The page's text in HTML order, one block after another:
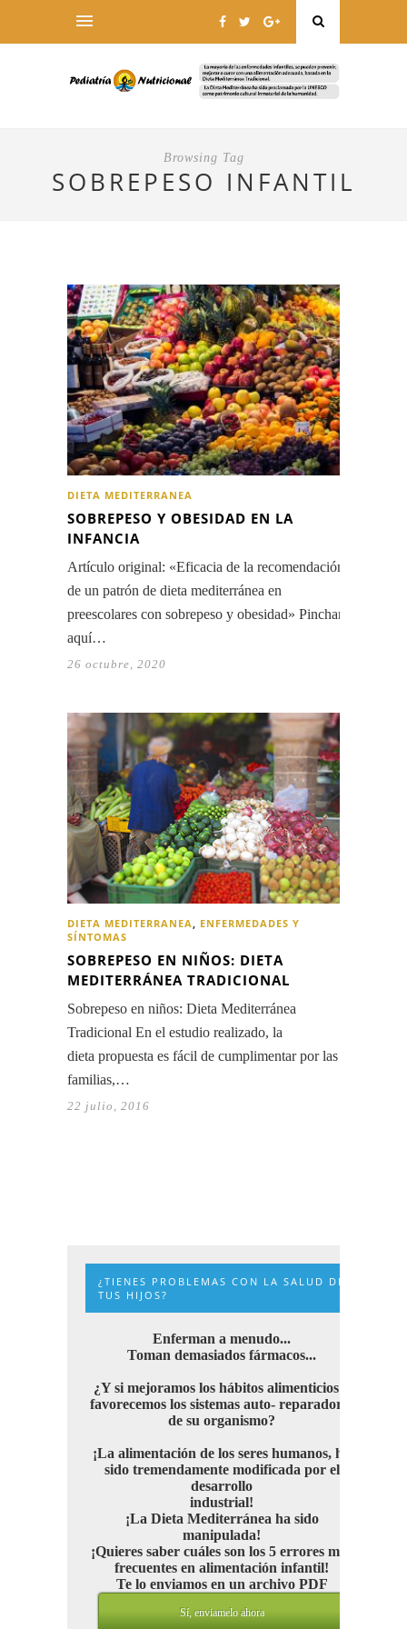
Browsing Tag
SOBREPESO INFANTIL
DIETA MEDITERRANEA
SOBREPESO Y OBESIDAD EN LA
INFANCIA
Artículo original: «Eficacia de la recomendación
de un patrón de dieta mediterránea en
preescolares con sobrepeso y obesidad» Pinchar
aquí…
26 octubre, 2020
DIETA MEDITERRANEA, ENFERMEDADES Y
SÍNTOMAS
SOBREPESO EN NIÑOS: DIETA
MEDITERRÁNEA TRADICIONAL
Sobrepeso en niños: Dieta Mediterránea
Tradicional En el estudio realizado, la
dieta propuesta es fácil de cumplimentar por las
familias,…
22 julio, 2016
¿TIENES PROBLEMAS CON LA SALUD DE
TUS HIJOS?
Enferman a menudo...
Toman demasiados fármacos...
¿Y si mejoramos los hábitos alimenticios y
favorecemos los sistemas auto- reparadores
de su organismo?
¡La alimentación de los seres humanos, ha
sido tremendamente modificada por el
desarrollo
industrial!
¡La Dieta Mediterránea ha sido
manipulada!
¡Quieres saber cuáles son los 5 errores más
frecuentes en alimentación infantil!
Te lo enviamos en un archivo PDF
Sí, enviamelo ahora